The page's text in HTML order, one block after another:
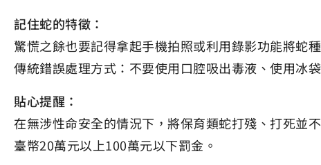
記住蛇的特徵：
驚慌之餘也要記得拿起手機拍照或利用錄影功能將蛇
傳統錯誤處理方式：不要使用口腔吸出毒液、使用冰
貼心提醒：
在無涉性命安全的情況下，將保育類蛇打殘、打死並
臺幣20萬元以上100萬元以下罰金。